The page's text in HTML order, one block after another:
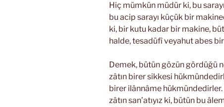
Hiç mümkün müdür ki, bu
bu acip sarayı küçük bir
ki, bir kutu kadar bir makine,
halde, tesadüfî veyahut abes
Demek, bütün gözün gördüğü
zâtın birer sikkesi
birer ilânnâme hükmündedirler.
zâtın san’atıyız ki, bütün bu